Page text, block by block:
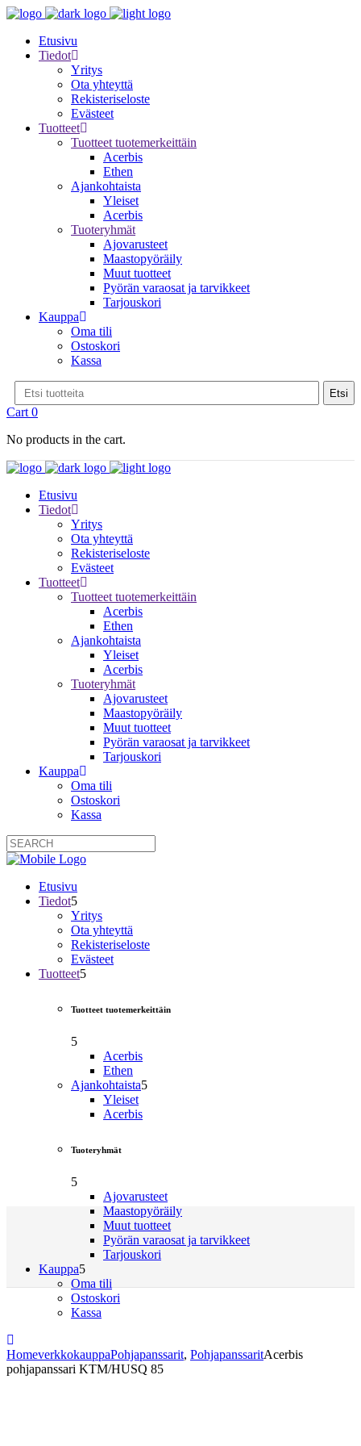
Etusivu
Tiedot
Yritys
Ota yhteyttä
Rekisteriseloste
Evästeet
Tuotteet
Tuotteet tuotemerkeittäin
Acerbis
Ethen
Ajankohtaista
Yleiset
Acerbis
Tuoteryhmät
Ajovarusteet
Maastopyöräily
Muut tuotteet
Pyörän varaosat ja tarvikkeet
Tarjouskori
Kauppa
Oma tili
Ostoskori
Kassa
Cart 0
No products in the cart.
Etusivu
Tiedot
Yritys
Ota yhteyttä
Rekisteriseloste
Evästeet
Tuotteet
Tuotteet tuotemerkeittäin
Acerbis
Ethen
Ajankohtaista
Yleiset
Acerbis
Tuoteryhmät
Ajovarusteet
Maastopyöräily
Muut tuotteet
Pyörän varaosat ja tarvikkeet
Tarjouskori
Kauppa
Oma tili
Ostoskori
Kassa
Etusivu
Tiedot
Yritys
Ota yhteyttä
Rekisteriseloste
Evästeet
Tuotteet
Tuotteet tuotemerkeittäin
Acerbis
Ethen
Ajankohtaista
Yleiset
Acerbis
Tuoteryhmät
Ajovarusteet
Maastopyöräily
Muut tuotteet
Pyörän varaosat ja tarvikkeet
Tarjouskori
Kauppa
Oma tili
Ostoskori
Kassa
HomeverkkokauppaPohjapanssarit, PohjapanssaritAcerbis
pohjapanssari KTM/HUSQ 85